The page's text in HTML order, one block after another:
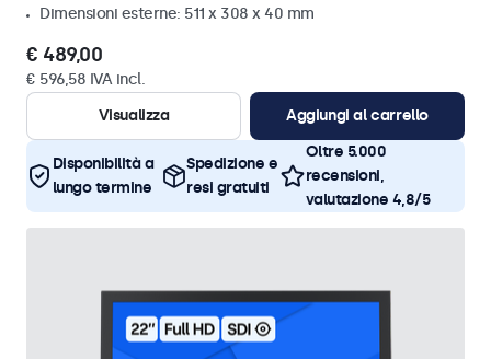
Dimensioni esterne: 511 x 308 x 40 mm
€ 489,00
€ 596,58 IVA incl.
Visualizza
Aggiungi al carrello
Disponibilità a
lungo termine
Spedizione e
resi gratuiti
Oltre 5.000
recensioni,
valutazione 4,8/5